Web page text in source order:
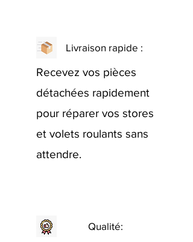
Livraison rapide :
Recevez vos pièces
détachées rapidement
pour réparer vos stores
et volets roulants sans
attendre.
Qualité: